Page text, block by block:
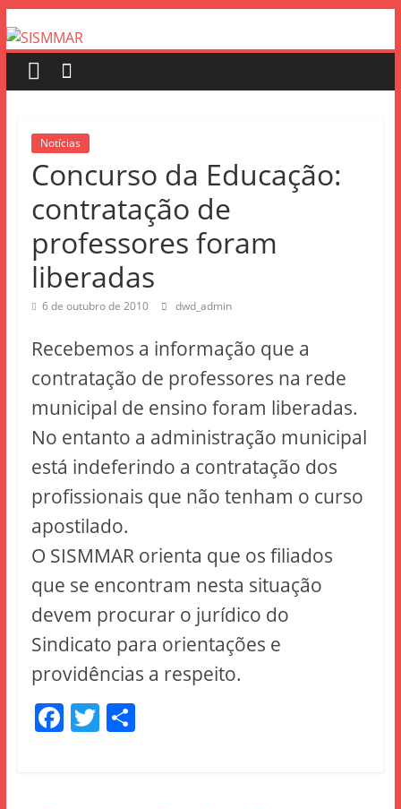
Notícias
Concurso da Educação:
contratação de
professores foram
liberadas
6 de outubro de 2010 dwd_admin
Recebemos a informação que a
contratação de professores na rede
municipal de ensino foram liberadas.
No entanto a administração municipal
está indeferindo a contratação dos
profissionais que não tenham o curso
apostilado.
O SISMMAR orienta que os filiados
que se encontram nesta situação
devem procurar o jurídico do
Sindicato para orientações e
providências a respeito.
F T S